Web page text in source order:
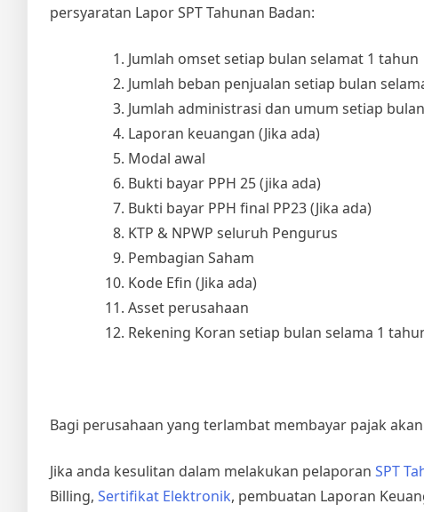
persyaratan Lapor SPT Tahunan Badan:
Jumlah omset setiap bulan selamat 1 tahun
Jumlah beban penjualan setiap bulan
Jumlah administrasi dan umum setiap
Laporan keuangan (Jika ada)
Modal awal
Bukti bayar PPH 25 (jika ada)
Bukti bayar PPH final PP23 (Jika ada)
KTP & NPWP seluruh Pengurus
Pembagian Saham
Kode Efin (Jika ada)
Asset perusahaan
Rekening Koran setiap bulan selama 1
Bagi perusahaan yang terlambat membayar pajak
Jika anda kesulitan dalam melakukan pelaporan SPT
Billing, Sertifikat Elektronik, pembuatan Laporan